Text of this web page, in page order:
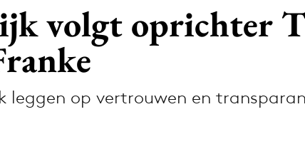
Media
volgt oprichter
op vertrouwen en